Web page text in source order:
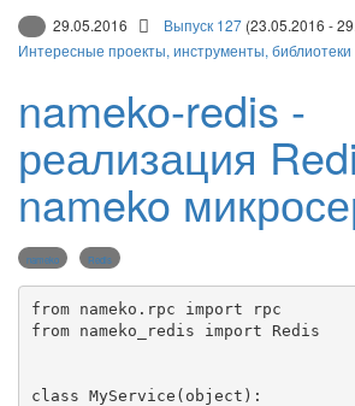
29.05.2016 Выпуск 127 (23.05.2016 -
Интересные проекты, инструменты, библиотеки
nameko-redis -
реализация
nameko
nameko Redis
from nameko.rpc import
from nameko_redis import Redis
class MyService ( object ):